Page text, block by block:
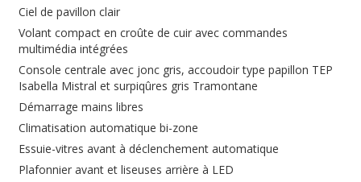
Ciel de pavillon clair
Volant compact en croûte de cuir avec commandes
multimédia intégrées
Console centrale avec jonc gris, accoudoir type papillon TEP
Isabella Mistral et surpiqûres gris Tramontane
Démarrage mains libres
Climatisation automatique bi-zone
Essuie-vitres avant à déclenchement automatique
Plafonnier avant et liseuses arrière à LED